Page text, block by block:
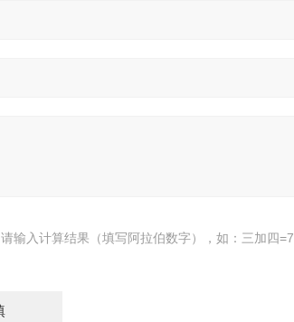
请输入计算结果（填写阿拉伯数字），如：三加四=7